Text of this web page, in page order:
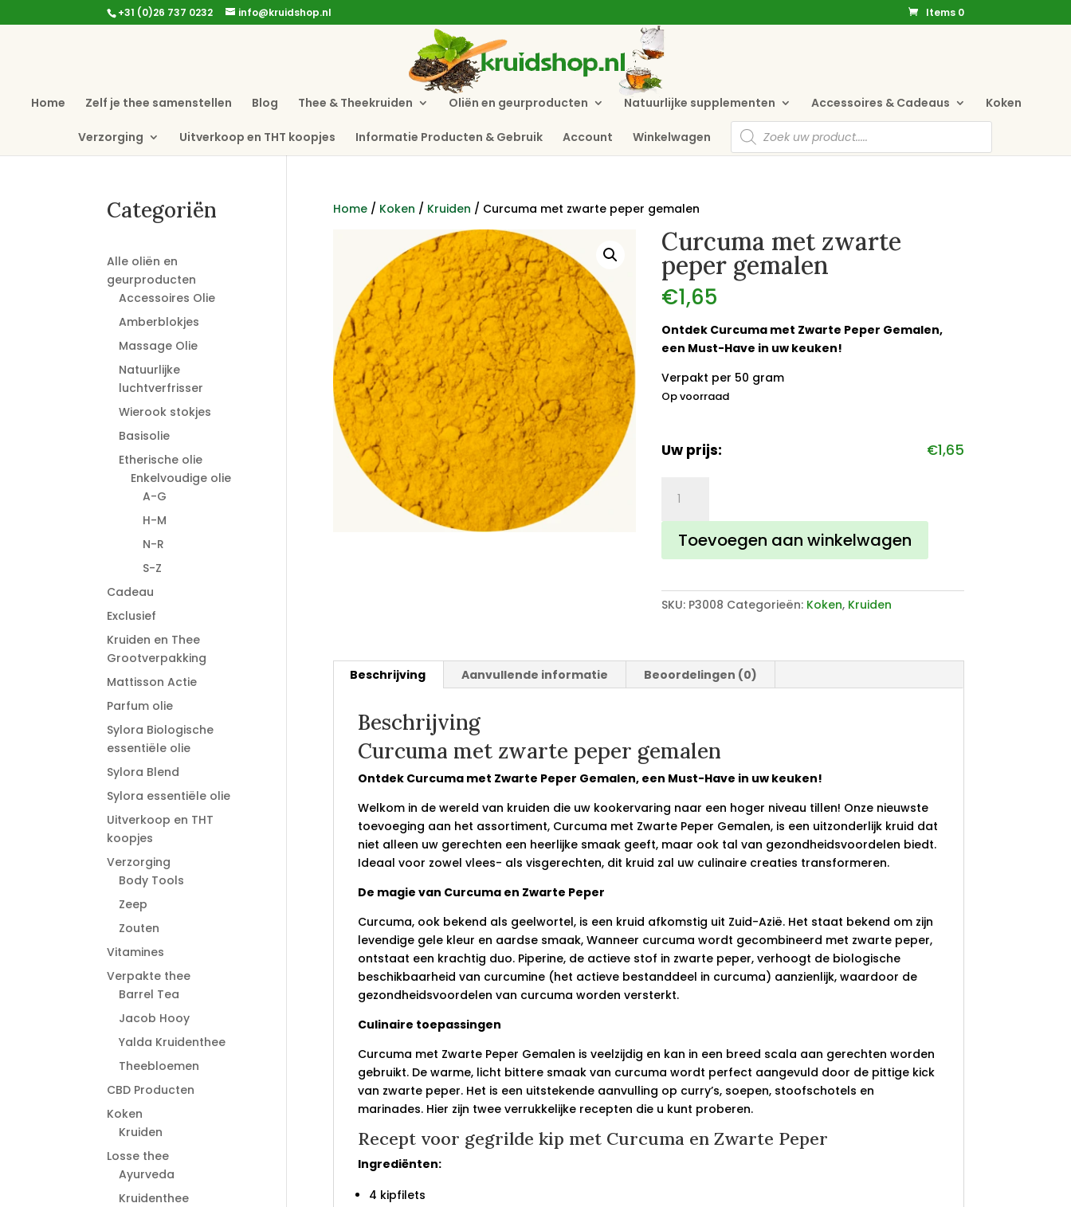
+31 (0)26 737 0232 info@kruidshop.nl Items 0
Home Zelf je thee samenstellen Blog Thee & Theekruiden Oliën en geurproducten Natuurlijke supplementen Accessoires & Cadeaus Koken
Verzorging Uitverkoop en THT koopjes Informatie Producten & Gebruik Account Winkelwagen
Producten
zoeken
Home/ Koken / Kruiden / Curcuma met zwarte peper gemalen
Curcuma met zwarte
peper gemalen
€1,65
Ontdek Curcuma met Zwarte Peper Gemalen,
een Must-Have in uw keuken!
Verpakt per 50 gram
Op voorraad
Uw prijs: €1,65
met
zwarte
peper
gemalen
Toevoegen aan winkelwagen
SKU: P3008 Categorieën: Koken, Kruiden
Beschrijving Aanvullende informatie Beoordelingen (0)
Beschrijving
Curcuma met zwarte peper gemalen
Ontdek Curcuma met Zwarte Peper Gemalen, een Must-Have in uw keuken!
Welkom in de wereld van kruiden die uw kookervaring naar een hoger niveau tillen! Onze nieuwste
toevoeging aan het assortiment, Curcuma met Zwarte Peper Gemalen, is een uitzonderlijk kruid dat
niet alleen uw gerechten een heerlijke smaak geeft, maar ook tal van gezondheidsvoordelen biedt.
Ideaal voor zowel vlees- als visgerechten, dit kruid zal uw culinaire creaties transformeren.
De magie van Curcuma en Zwarte Peper
Curcuma, ook bekend als geelwortel, is een kruid afkomstig uit Zuid-Azië. Het staat bekend om zijn
levendige gele kleur en aardse smaak, Wanneer curcuma wordt gecombineerd met zwarte peper,
ontstaat een krachtig duo. Piperine, de actieve stof in zwarte peper, verhoogt de biologische
beschikbaarheid van curcumine (het actieve bestanddeel in curcuma) aanzienlijk, waardoor de
gezondheidsvoordelen van curcuma worden versterkt.
Culinaire toepassingen
Curcuma met Zwarte Peper Gemalen is veelzijdig en kan in een breed scala aan gerechten worden
gebruikt. De warme, licht bittere smaak van curcuma wordt perfect aangevuld door de pittige kick
van zwarte peper. Het is een uitstekende aanvulling op curry’s, soepen, stoofschotels en
marinades. Hier zijn twee verrukkelijke recepten die u kunt proberen.
Recept voor gegrilde kip met Curcuma en Zwarte Peper
Ingrediënten:
4 kipfilets
Categoriën
Alle oliën en
geurproducten
Accessoires Olie
Amberblokjes
Massage Olie
Natuurlijke
luchtverfrisser
Wierook stokjes
Basisolie
Etherische olie
Enkelvoudige olie
A-G
H-M
N-R
S-Z
Cadeau
Exclusief
Kruiden en Thee
Grootverpakking
Mattisson Actie
Parfum olie
Sylora Biologische
essentiële olie
Sylora Blend
Sylora essentiële olie
Uitverkoop en THT
koopjes
Verzorging
Body Tools
Zeep
Zouten
Vitamines
Verpakte thee
Barrel Tea
Jacob Hooy
Yalda Kruidenthee
Theebloemen
CBD Producten
Koken
Kruiden
Losse thee
Ayurveda
Kruidenthee